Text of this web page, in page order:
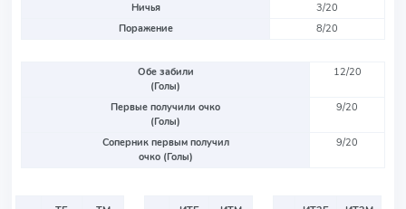
Ничья
3/20
Поражение
8/20
Обе забили
(Голы)
12/20
Первые получили очко
(Голы)
9/20
Соперник первым получил
очко (Голы)
9/20